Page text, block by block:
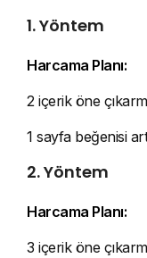
1. Yöntem
Harcama Planı:
2 içerik öne
1 sayfa beğenisi
2. Yöntem
Harcama Planı:
3 içerik öne